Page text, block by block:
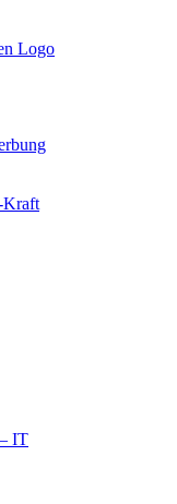
Kraft
IT